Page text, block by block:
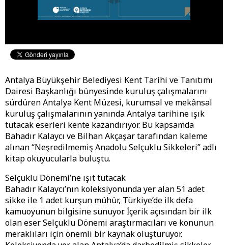
Antalya Büyükşehir Belediyesi Kent Tarihi ve Tanıtımı
Dairesi Başkanlığı bünyesinde kuruluş çalışmalarını
sürdüren Antalya Kent Müzesi, kurumsal ve mekânsal
kuruluş çalışmalarının yanında Antalya tarihine ışık
tutacak eserleri kente kazandırıyor. Bu kapsamda
Bahadır Kalaycı ve Bilhan Akçaşar tarafından kaleme
alınan “Neşredilmemiş Anadolu Selçuklu Sikkeleri” adlı
kitap okuyucularla buluştu.
Selçuklu Dönemi’ne ışıt tutacak
Bahadır Kalaycı’nın koleksiyonunda yer alan 51 adet
sikke ile 1 adet kurşun mühür, Türkiye’de ilk defa
kamuoyunun bilgisine sunuyor. İçerik açısından bir ilk
olan eser Selçuklu Dönemi araştırmacıları ve konunun
meraklıları için önemli bir kaynak oluşturuyor.